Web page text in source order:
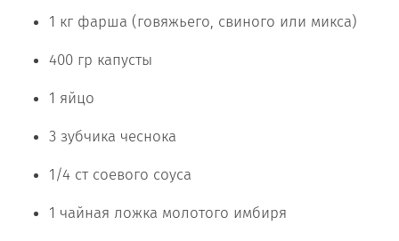
1 кг фарша (говяжьего, свиного или микса)
400 гр капусты
1 яйцо
3 зубчика чеснока
1/4 ст соевого соуса
1 чайная ложка молотого имбиря